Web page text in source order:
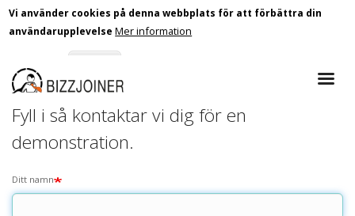
Vi använder cookies på denna webbplats för att förbättra din
användarupplevelse Mer information
Godkänn
to
content
Fyll i så kontaktar vi dig för en
demonstration.
Ditt namn